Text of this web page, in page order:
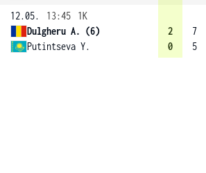
12.05.
13:45
1K
Dulgheru A. (6)
Putintseva Y.
2
0
7
5